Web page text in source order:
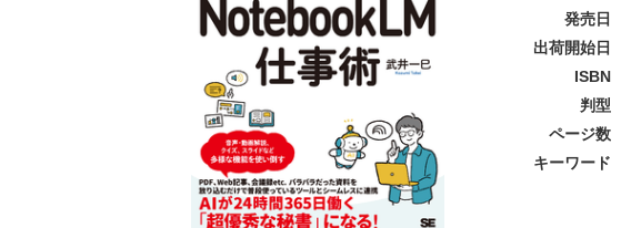
発売日
出荷開始日
ISBN
判型
ページ数
キーワード